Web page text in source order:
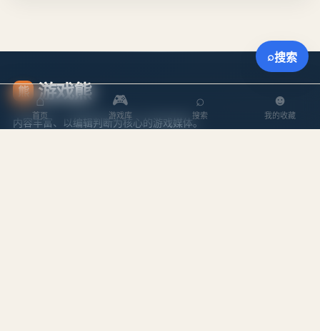
熊 游戏熊
内容丰富、以编辑判断为核心的游戏媒体。
⌂
首页
🎮
游戏库
⌕
搜索
☻
我的收藏
⌕搜索